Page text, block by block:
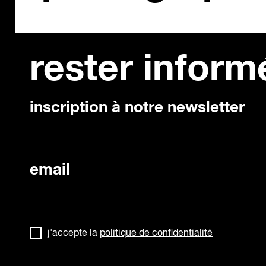
rester
inscription à notre newsletter
j'accepte la politique de confidentialité